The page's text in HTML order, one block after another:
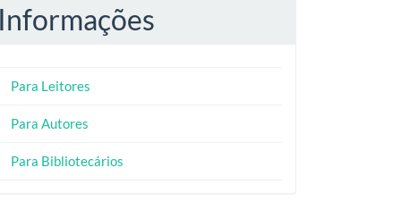
Informações
Para Leitores
Para Autores
Para Bibliotecários